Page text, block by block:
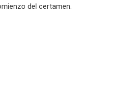
del certamen.